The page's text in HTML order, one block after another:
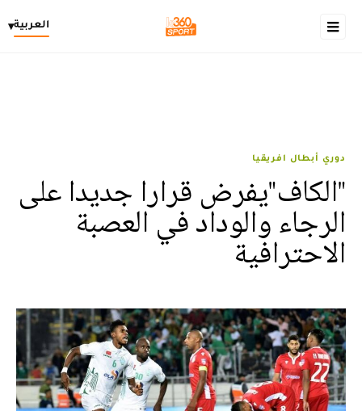
العربية▾
دوري أبطال افريقيا
"الكاف"يفرض قرارا جديدا على
الرجاء والوداد في العصبة
الاحترافية